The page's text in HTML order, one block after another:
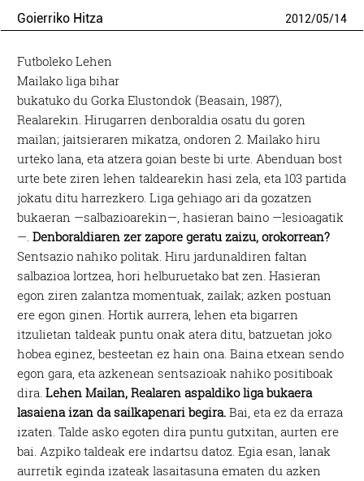
Goierriko Hitza 2012/05/14
Futboleko Lehen
Mailako liga bihar
bukatuko du Gorka Elustondok (Beasain, 1987),
Realarekin. Hirugarren denboraldia osatu du goren
mailan; jaitsieraren mikatza, ondoren 2. Mailako hiru
urteko lana, eta atzera goian beste bi urte. Abenduan bost
urte bete ziren lehen taldearekin hasi zela, eta 103 partida
jokatu ditu harrezkero. Liga gehiago ari da gozatzen
bukaeran —salbazioarekin—, hasieran baino —lesioagatik
—.Denboraldiaren zer zapore geratu zaizu, orokorrean?
Sentsazio nahiko politak. Hiru jardunaldiren faltan
salbazioa lortzea, hori helburuetako bat zen. Hasieran
egon ziren zalantza momentuak, zailak; azken postuan
ere egon ginen. Hortik aurrera, lehen eta bigarren
itzulietan taldeak puntu onak atera ditu, batzuetan joko
hobea eginez, besteetan ez hain ona. Baina etxean sendo
egon gara, eta azkenean sentsazioak nahiko positiboak
dira.Lehen Mailan, Realaren aspaldiko liga bukaera
lasaiena izan da sailkapenari begira.Bai, eta ez da erraza
izaten. Talde asko egoten dira puntu gutxitan, aurten ere
bai. Azpiko taldeak ere indartsu datoz. Egia esan, lanak
aurretik eginda izateak lasaitasuna ematen du azken